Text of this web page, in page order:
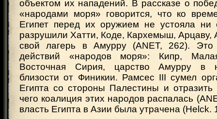
объектом их нападений. В рассказе о
«народами моря» говорится, что ко
Египет перед их оружием не устояла ни
разрушили Хатти, Коде, Кархемыш,
свой лагерь в Амурру (ANET, 262). Это
действий «народов моря»: Кипр,
Восточная Сирия, царство Амурру в
близости от Финикии. Рамсес III сумел
Египта со стороны Палестины и отразить
чего коалиция этих народов распалась
власть Египта в Азии была утрачена (Helck.